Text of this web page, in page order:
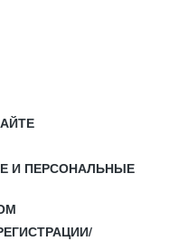
И ПЕРСОНАЛЬНЫЕ